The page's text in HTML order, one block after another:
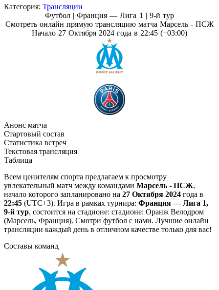
Категория: Трансляции
Футбол | Франция — Лига 1 | 9-й тур
Смотреть онлайн прямую трансляцию матча Марсель - ПСЖ
Начало 27 Октября 2024 года в 22:45 (+03:00)
Анонс матча
Стартовый состав
Статистика встреч
Текстовая трансляция
Таблица
Всем ценителям спорта предлагаем к просмотру
увлекательный матч между командами Марсель - ПСЖ,
начало которого запланировано на 27 Октября 2024 года в
22:45 (UTC+3). Игра в рамках турнира: Франция — Лига 1,
9-й тур, состоится на стадионе: стадионе: Оранж Велодром
(Марсель, Франция). Смотри футбол с нами. Лучшие онлайн
трансляции каждый день в отличном качестве только для вас!
Составы команд